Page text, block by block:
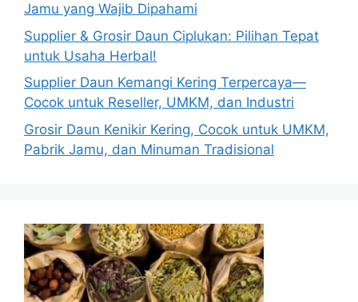
Jamu yang Wajib Dipahami
Supplier & Grosir Daun Ciplukan: Pilihan Tepat
untuk Usaha Herbal!
Supplier Daun Kemangi Kering Terpercaya—
Cocok untuk Reseller, UMKM, dan Industri
Grosir Daun Kenikir Kering, Cocok untuk UMKM,
Pabrik Jamu, dan Minuman Tradisional